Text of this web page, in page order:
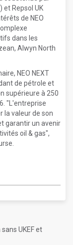
et Repsol UK
de NEO
dans les
Alwyn North
NEO NEXT
de pétrole et
supérieure à 250
"L'entreprise
la valeur de son
garantir un avenir
oil & gas",
UKEF et